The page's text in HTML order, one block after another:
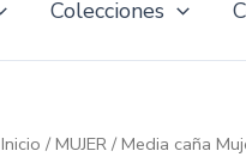
Colecciones
Inicio / MUJER / Media caña
Multirayas